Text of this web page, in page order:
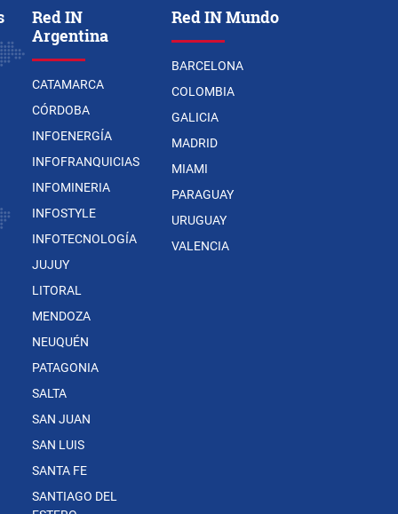
Red IN
Argentina
CATAMARCA
CÓRDOBA
INFOENERGÍA
INFOFRANQUICIAS
INFOMINERIA
INFOSTYLE
INFOTECNOLOGÍA
JUJUY
LITORAL
MENDOZA
NEUQUÉN
PATAGONIA
SALTA
SAN JUAN
SAN LUIS
SANTA FE
SANTIAGO DEL
Red IN Mundo
BARCELONA
COLOMBIA
GALICIA
MADRID
MIAMI
PARAGUAY
URUGUAY
VALENCIA